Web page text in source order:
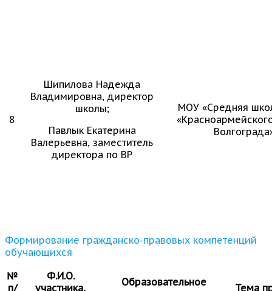
8
Шипилова Надежда
Владимировна, директор
школы;
Павлык Екатерина
Валерьевна, заместитель
директора по ВР
МОУ «Средняя
Формирование гражданско-правовых компетенций
обучающихся
№
п/
Ф.И.О.
участника,
Образовательное
Тема